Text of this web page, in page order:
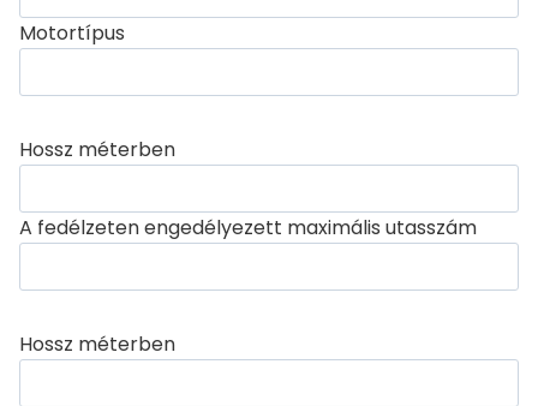
Motortípus
Hossz méterben
A fedélzeten engedélyezett maximális utasszám
Hossz méterben